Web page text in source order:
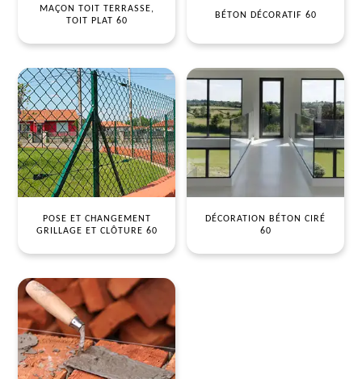
MAÇON TOIT TERRASSE,
TOIT PLAT 60
BÉTON DÉCORATIF 60
POSE ET CHANGEMENT
GRILLAGE ET CLÔTURE 60
DÉCORATION BÉTON CIRÉ
60